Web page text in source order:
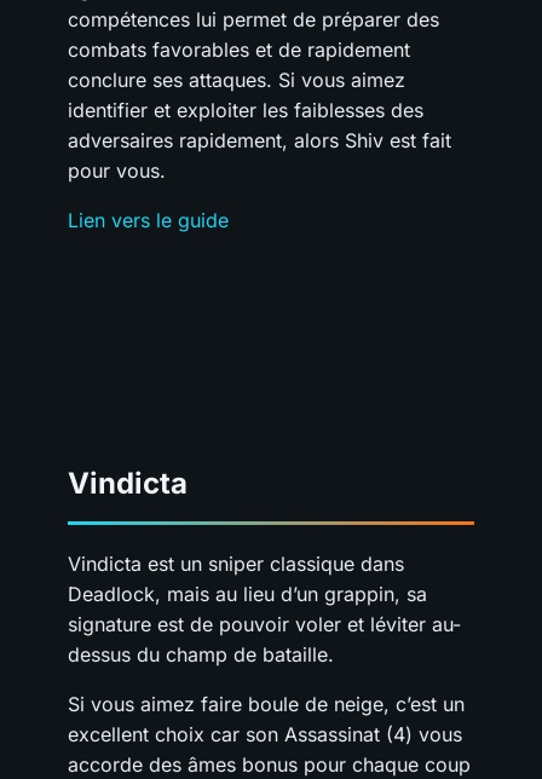
compétences lui permet de préparer des
combats favorables et de rapidement
conclure ses attaques. Si vous aimez
identifier et exploiter les faiblesses des
adversaires rapidement, alors Shiv est fait
pour vous.
Lien vers le guide
Vindicta
Vindicta est un sniper classique dans
Deadlock, mais au lieu d’un grappin, sa
signature est de pouvoir voler et léviter au-
dessus du champ de bataille.
Si vous aimez faire boule de neige, c’est un
excellent choix car son Assassinat (4) vous
accorde des âmes bonus pour chaque coup